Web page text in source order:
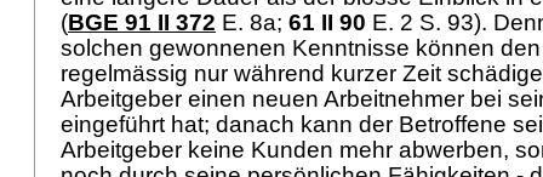
(BGE 91 II 372 E. 8a; 61 II 90 E. 2 S. 93).
solchen gewonnenen Kenntnisse können
regelmässig nur während kurzer Zeit
Arbeitgeber einen neuen Arbeitnehmer bei
eingeführt hat; danach kann der Betroffene
Arbeitgeber keine Kunden mehr abwerben,